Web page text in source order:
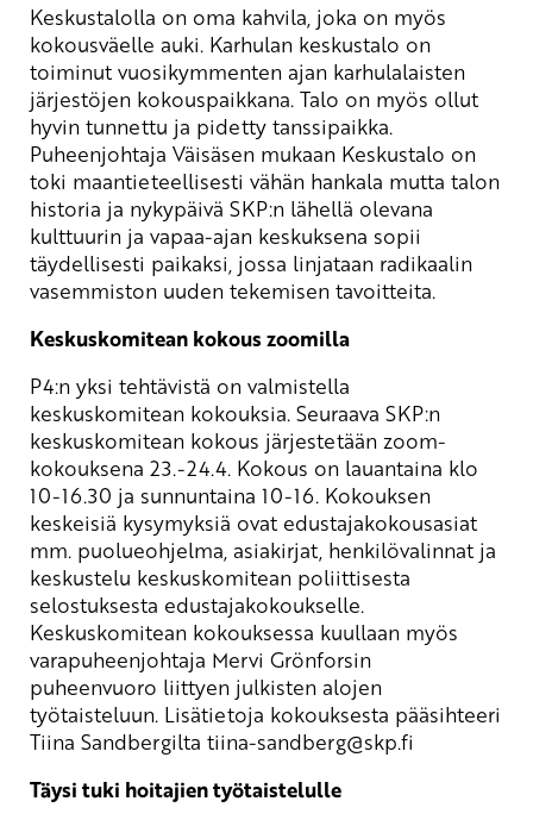
Keskustalolla on oma kahvila, joka on myös
kokousväelle auki. Karhulan keskustalo on
toiminut vuosikymmenten ajan karhulalaisten
järjestöjen kokouspaikkana. Talo on myös ollut
hyvin tunnettu ja pidetty tanssipaikka.
Puheenjohtaja Väisäsen mukaan Keskustalo on
toki maantieteellisesti vähän hankala mutta talon
historia ja nykypäivä SKP:n lähellä olevana
kulttuurin ja vapaa-ajan keskuksena sopii
täydellisesti paikaksi, jossa linjataan radikaalin
vasemmiston uuden tekemisen tavoitteita.
Keskuskomitean kokous zoomilla
P4:n yksi tehtävistä on valmistella
keskuskomitean kokouksia. Seuraava SKP:n
keskuskomitean kokous järjestetään zoom-
kokouksena 23.-24.4. Kokous on lauantaina klo
10-16.30 ja sunnuntaina 10-16. Kokouksen
keskeisiä kysymyksiä ovat edustajakokousasiat
mm. puolueohjelma, asiakirjat, henkilövalinnat ja
keskustelu keskuskomitean poliittisesta
selostuksesta edustajakokoukselle.
Keskuskomitean kokouksessa kuullaan myös
varapuheenjohtaja Mervi Grönforsin
puheenvuoro liittyen julkisten alojen
työtaisteluun. Lisätietoja kokouksesta pääsihteeri
Tiina Sandbergilta tiina-sandberg@skp.fi
Täysi tuki hoitajien työtaistelulle